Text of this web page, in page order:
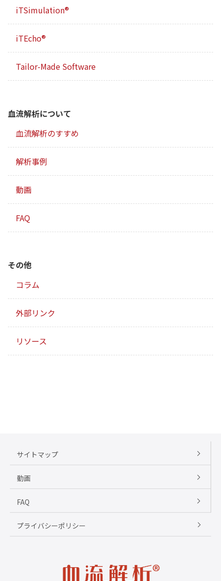
iTSimulation®
iTEcho®
Tailor-Made Software
血流解析について
血流解析のすすめ
解析事例
動画
FAQ
その他
コラム
外部リンク
リソース
サイトマップ
動画
FAQ
プライバシーポリシー